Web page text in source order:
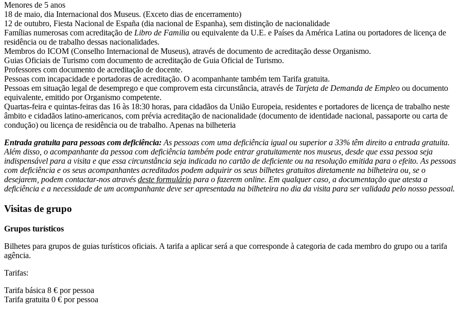
Menores de 5 anos
18 de maio, dia Internacional dos Museus. (Exceto dias de encerramento)
12 de outubro, Fiesta Nacional de España (dia nacional de Espanha), sem distinção de nacionalidade
Famílias numerosas com acreditação de Libro de Familia ou equivalente da U.E. e Países da América Latina ou portadores de licença de
residência ou de trabalho dessas nacionalidades.
Membros do ICOM (Conselho Internacional de Museus), através de documento de acreditação desse Organismo.
Guias Oficiais de Turismo com documento de acreditação de Guia Oficial de Turismo.
Professores com documento de acreditação de docente.
Pessoas com incapacidade e portadoras de acreditação. O acompanhante também tem Tarifa gratuita.
Pessoas em situação legal de desemprego e que comprovem esta circunstância, através de Tarjeta de Demanda de Empleo ou documento
equivalente, emitido por Organismo competente.
Quartas-feira e quintas-feiras das 16 às 18:30 horas, para cidadãos da União Europeia, residentes e portadores de licença de trabalho neste
âmbito e cidadãos latino-americanos, com prévia acreditação de nacionalidade (documento de identidade nacional, passaporte ou carta de
condução) ou licença de residência ou de trabalho. Apenas na bilheteria
Entrada gratuita para pessoas com deficiência: As pessoas com uma deficiência igual ou superior a 33% têm direito a entrada gratuita.
Além disso, o acompanhante da pessoa com deficiência também pode entrar gratuitamente nos museus, desde que essa pessoa seja
indispensável para a visita e que essa circunstância seja indicada no cartão de deficiente ou na resolução emitida para o efeito. As pessoas
com deficiência e os seus acompanhantes acreditados podem adquirir os seus bilhetes gratuitos diretamente na bilheteira ou, se o
desejarem, podem contactar-nos através deste formulário para o fazerem online. Em qualquer caso, a documentação que atesta a
deficiência e a necessidade de um acompanhante deve ser apresentada na bilheteira no dia da visita para ser validada pelo nosso pessoal.
Visitas de grupo
Grupos turísticos
Bilhetes para grupos de guias turísticos oficiais. A tarifa a aplicar será a que corresponde à categoria de cada membro do grupo ou a tarifa
agência.
Tarifas:
Tarifa básica 8 € por pessoa
Tarifa gratuita 0 € por pessoa